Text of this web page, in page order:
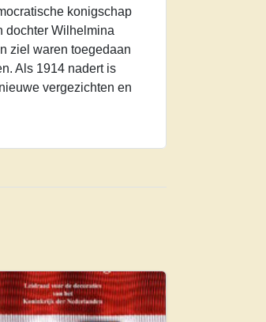
konigschap
dochter Wilhelmina
ziel waren toegedaan
Als 1914 nadert is
vergezichten en